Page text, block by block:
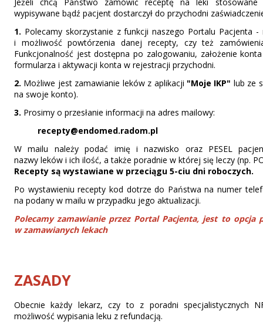
wypisywane bądź pacjent dostarczył do przychodni
1. Polecamy skorzystanie z funkcji naszego Portalu Pacjenta
i możliwość powtórzenia danej recepty, czy też
Funkcjonalność jest dostępna po zalogowaniu, założenie
formularza i aktywacji konta w rejestracji przychodni.
2. Możliwe jest zamawianie leków z aplikacji "Moje IKP" lub ze
na swoje konto).
3. Prosimy o przesłanie informacji na adres mailowy:
recepty@endomed.radom.pl
W mailu należy podać imię i nazwisko oraz PESEL
nazwy leków i ich ilość, a także poradnie w której się leczy (np.
Recepty są wystawiane w przeciągu 5-ciu dni roboczych.
Po wystawieniu recepty kod dotrze do Państwa na numer
na podany w mailu w przypadku jego aktualizacji.
Polecamy zamawianie przez Portal Pacjenta, jest to opcja
w zamawianych lekach
ZASADY
Obecnie każdy lekarz, czy to z poradni specjalistycznych
możliwość wypisania leku z refundacją.